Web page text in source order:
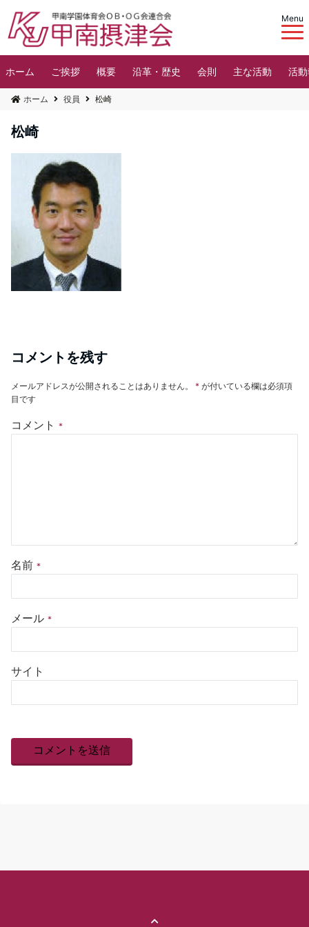
Menu
ホーム ご挨拶 概要 沿革・歴史 会則 主な活動 活
ホーム 役員 松崎
松崎
コメントを残す
メールアドレスが公開されることはありません。 * が付いている欄は必須項
目です
コメント *
名前 *
メール *
サイト